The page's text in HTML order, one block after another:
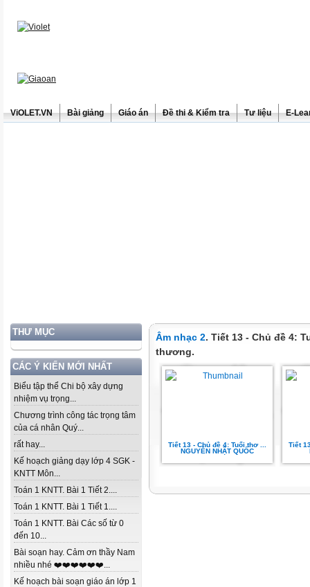
ViOLET.VN Bài giảng Giáo án Đề thi & Kiểm tra Tư liệu E-
THƯ MỤC
CÁC Ý KIẾN MỚI NHẤT
Biểu tập thể Chi bộ xây dựng
nhiệm vụ trọng...
Chương trình công tác trọng tâm
của cá nhân Quý...
rất hay...
Kế hoạch giảng dạy lớp 4 SGK -
KNTT Môn...
Toán 1 KNTT. Bài 1 Tiết 2....
Toán 1 KNTT. Bài 1 Tiết 1....
Toán 1 KNTT. Bài Các số từ 0
đến 10...
Bài soạn hay. Cảm ơn thầy Nam
nhiều nhé ❤️❤️❤️❤️❤️❤️...
Kế hoạch bài soạn giáo án lớp 1
Âm nhạc 2. Tiết 13 - Chủ đề 4:
thương.
Tiết 13 - Chủ đề 4: Tuổi thơ ...
NGUYỄN NHẬT QUỐC
Tiết